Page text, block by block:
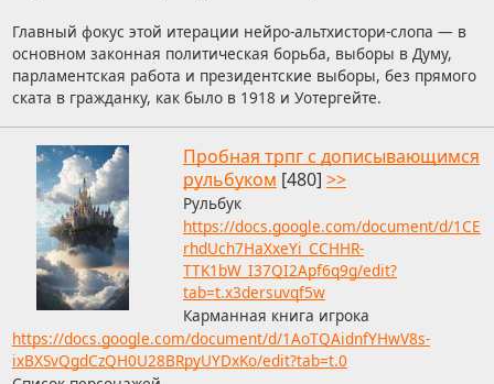
Главный фокус этой итерации нейро-альтхистори-слопа — в
основном законная политическая борьба, выборы в Думу,
парламентская работа и президентские выборы, без прямого
ската в гражданку, как было в 1918 и Уотергейте.
Пробная трпг с дописывающимся
рульбуком [480] >>
Рульбук
https://docs.google.com/document/d/1CE
rhdUch7HaXxeYi_CCHHR-
TTK1bW_I37QI2Apf6q9g/edit?
tab=t.x3dersuvqf5w
Карманная книга игрока
https://docs.google.com/document/d/1AoTQAidnfYHwV8s-
ixBXSvQgdCzQH0U28BRpyUYDxKo/edit?tab=t.0